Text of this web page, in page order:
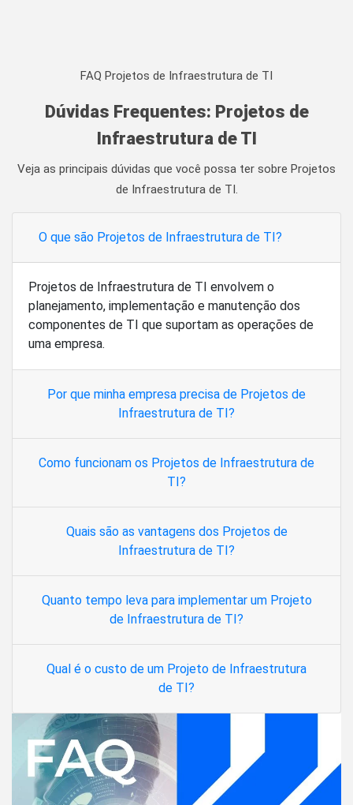
FAQ Projetos de Infraestrutura de TI
Dúvidas Frequentes: Projetos de
Infraestrutura de TI
Veja as principais dúvidas que você possa ter sobre Projetos
de Infraestrutura de TI.
O que são Projetos de Infraestrutura de TI?
Projetos de Infraestrutura de TI envolvem o
planejamento, implementação e manutenção dos
componentes de TI que suportam as operações de
uma empresa.
Por que minha empresa precisa de Projetos de
Infraestrutura de TI?
Como funcionam os Projetos de Infraestrutura de
TI?
Quais são as vantagens dos Projetos de
Infraestrutura de TI?
Quanto tempo leva para implementar um Projeto
de Infraestrutura de TI?
Qual é o custo de um Projeto de Infraestrutura
de TI?